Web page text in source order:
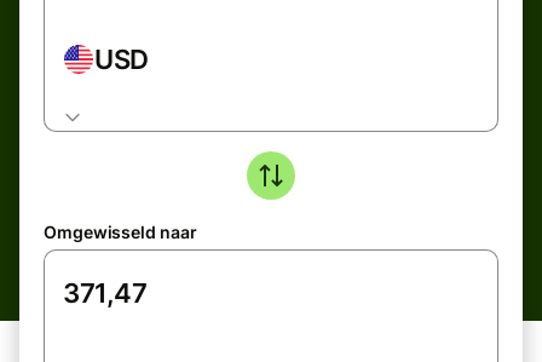
USD
Omgewisseld naar